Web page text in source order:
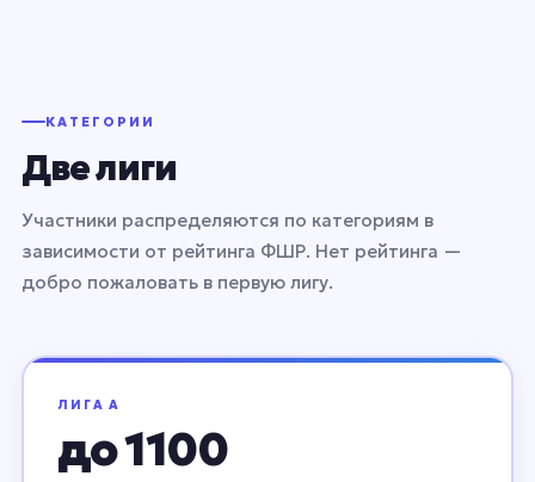
КАТЕГОРИИ
Две лиги
Участники распределяются по категориям в
зависимости от рейтинга ФШР. Нет рейтинга —
добро пожаловать в первую лигу.
ЛИГА A
до 1100